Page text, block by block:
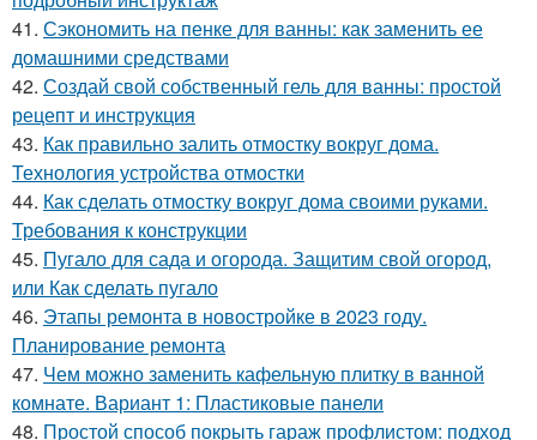
41. Сэкономить на пенке для ванны: как заменить ее
домашними средствами
42. Создай свой собственный гель для ванны: простой
рецепт и инструкция
43. Как правильно залить отмостку вокруг дома.
Технология устройства отмостки
44. Как сделать отмостку вокруг дома своими руками.
Требования к конструкции
45. Пугало для сада и огорода. Защитим свой огород,
или Как сделать пугало
46. Этапы ремонта в новостройке в 2023 году.
Планирование ремонта
47. Чем можно заменить кафельную плитку в ванной
комнате. Вариант 1: Пластиковые панели
48. Простой способ покрыть гараж профлистом: подход